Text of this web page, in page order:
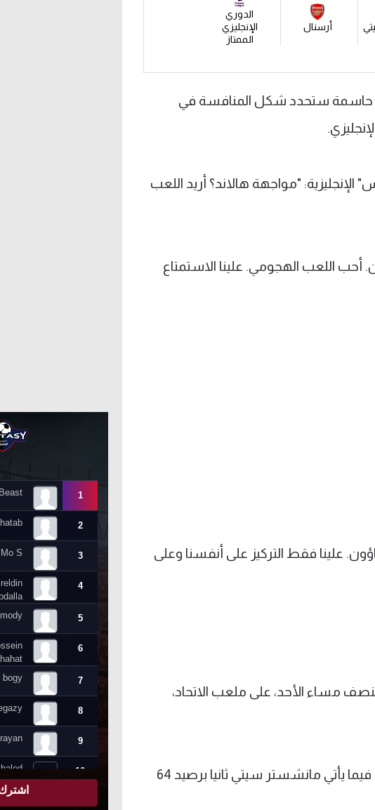
أرسنال
الدوري
الإنجليزي
الممتاز
حاسمة ستحدد شكل المنافسة في
"مواجهة هالاند؟ أريد اللعب
أحب اللعب الهجومي. علينا الاستمتاع
علينا فقط التركيز على أنفسنا وعلى
مساء الأحد، على ملعب الاتحاد،
ويتصدر أرسنال الترتيب برصيد 70 نقطة من 32 مباراة، فيما يأتي مانشستر سيتي ثانيا برصيد 64